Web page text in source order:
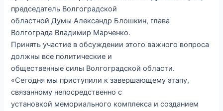
председатель Волгоградской
областной Думы Александр Блошкин, глава
Волгограда Владимир Марченко.
Принять участие в обсуждении этого важного вопроса
должны все политические и
общественные силы Волгоградской области.
«Сегодня мы приступили к завершающему этапу,
связанному непосредственно с
установкой мемориального комплекса и созданием